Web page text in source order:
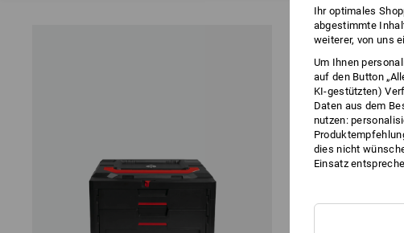
Ihr optimales
abgestimmte
weiterer, von uns
Um Ihnen
auf den Button
KI-gestützten)
Daten aus dem
nutzen:
dies nicht
Einsatz